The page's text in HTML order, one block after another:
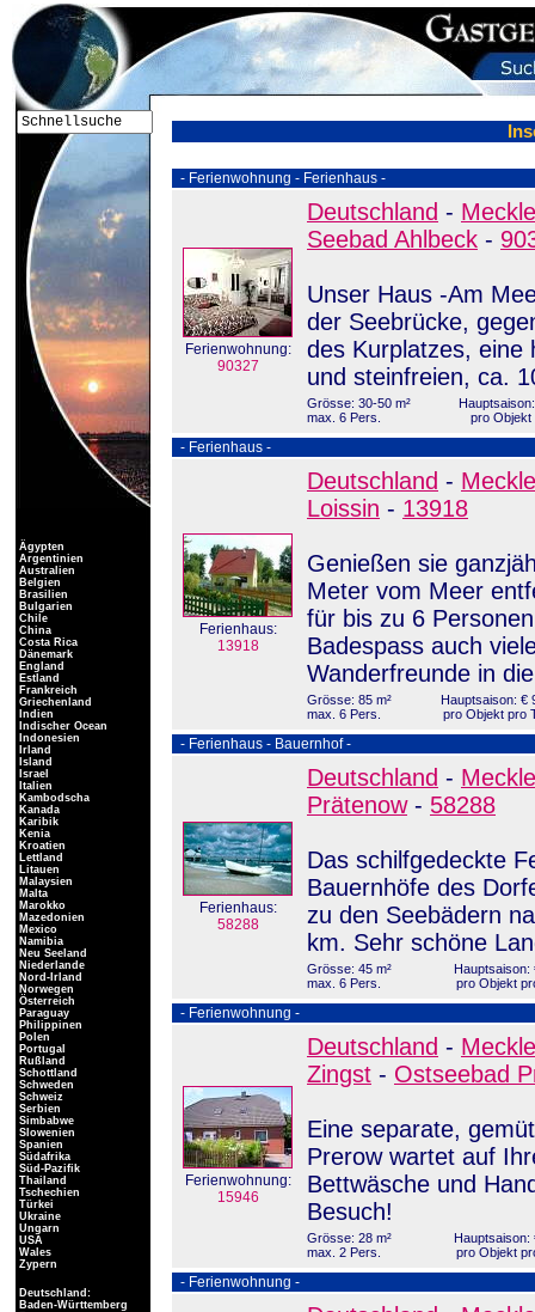
- Ferienwohnung - Ferienhaus -
Ferienwohnung:
90327
Deutschland -
Seebad Ahlbeck -
Unser Haus -Am
der Seebrücke,
des Kurplatzes, eine
und steinfreien, ca.
Grösse: 30-50 m²
max. 6 Pers.
pro Objekt
- Ferienhaus -
Ferienhaus:
13918
Deutschland -
Loissin - 13918
Genießen sie
Meter vom Meer
für bis zu 6
Badespass auch
Wanderfreunde in
Grösse: 85 m²
max. 6 Pers.
Hauptsaison: €
pro Objekt pro
- Ferienhaus - Bauernhof -
Ferienhaus:
58288
Deutschland -
Prätenow- 58288
Das schilfgedeckte
Bauernhöfe des
zu den Seebädern
km. Sehr schöne
Grösse: 45 m²
max. 6 Pers.
Hauptsaison:
pro Objekt
- Ferienwohnung -
Ferienwohnung:
15946
Deutschland -
Zingst - Ostseebad
Eine separate,
Prerow wartet auf
Bettwäsche und
Besuch!
Grösse: 28 m²
max. 2 Pers.
Hauptsaison:
pro Objekt
- Ferienwohnung -
Ägypten
Argentinien
Australien
Belgien
Brasilien
Bulgarien
Chile
China
Costa Rica
Dänemark
England
Estland
Frankreich
Griechenland
Indien
Indischer Ocean
Indonesien
Irland
Island
Israel
Italien
Kambodscha
Kanada
Karibik
Kenia
Kroatien
Lettland
Litauen
Malaysien
Malta
Marokko
Mazedonien
Mexico
Namibia
Neu Seeland
Niederlande
Nord-Irland
Norwegen
Österreich
Paraguay
Philippinen
Polen
Portugal
Rußland
Schottland
Schweden
Schweiz
Serbien
Simbabwe
Slowenien
Spanien
Südafrika
Süd-Pazifik
Thailand
Tschechien
Türkei
Ukraine
Ungarn
USA
Wales
Zypern
Deutschland:
Baden-Württemberg